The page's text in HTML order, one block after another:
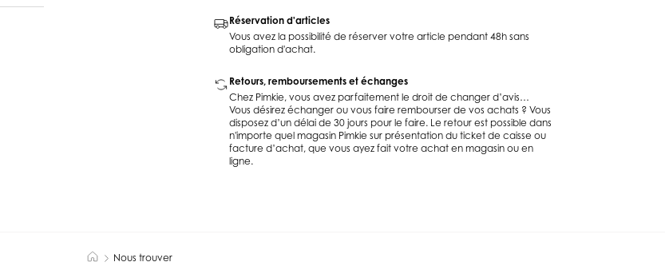
Réservation d'articles
Vous avez la possibilité de réserver votre article pendant 48h sans
obligation d'achat.
Retours, remboursements et échanges
Chez Pimkie, vous avez parfaitement le droit de changer d’avis…
Vous désirez échanger ou vous faire rembourser de vos achats ? Vous
disposez d’un délai de 30 jours pour le faire. Le retour est possible dans
n'importe quel magasin Pimkie sur présentation du ticket de caisse ou
facture d’achat, que vous ayez fait votre achat en magasin ou en
ligne.
Nous trouver